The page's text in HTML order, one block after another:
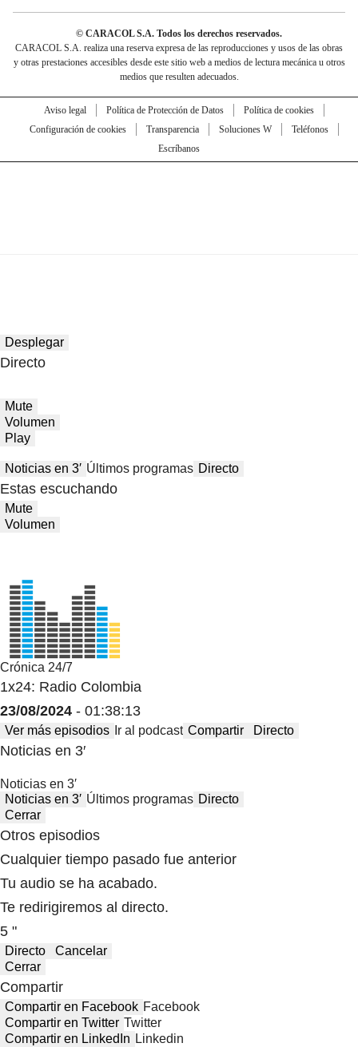
© CARACOL S.A. Todos los derechos reservados.
CARACOL S.A. realiza una reserva expresa de las reproducciones y usos de las obras
y otras prestaciones accesibles desde este sitio web a medios de lectura mecánica u otros
medios que resulten adecuados.
Aviso legal Política de Protección de Datos
Política de cookies
Configuración de cookies
Transparencia Soluciones W
Teléfonos
Escríbanos
Desplegar
Directo
Mute
Volumen
Play
Noticias en 3′ Últimos programas Directo
Estas escuchando
Mute
Volumen
Crónica 24/7
1x24: Radio Colombia
23/08/2024 - 01:38:13
Ver más episodios Ir al podcast Compartir Directo
Noticias en 3′
Noticias en 3′
Noticias en 3′ Últimos programas Directo
Cerrar
Otros episodios
Cualquier tiempo pasado fue anterior
Tu audio se ha acabado.
Te redirigiremos al directo.
5 "
Directo
Cancelar
Cerrar
Compartir
Compartir en Facebook Facebook
Compartir en Twitter Twitter
Compartir en LinkedIn Linkedin